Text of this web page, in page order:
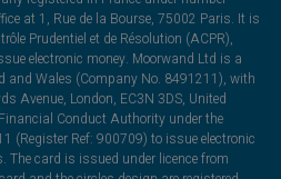
at 1, Rue de la Bourse, 75002 Paris. It is
Prudentiel et de Résolution (ACPR),
electronic money. Moorwand Ltd is a
and Wales (Company No. 8491211), with
Avenue, London, EC3N 3DS, United
Conduct Authority under the
(Register Ref: 900709) to issue electronic
card is issued under licence from